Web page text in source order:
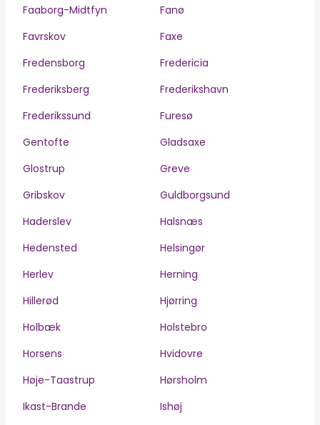
Faaborg-Midtfyn
Fanø
Favrskov
Faxe
Fredensborg
Fredericia
Frederiksberg
Frederikshavn
Frederikssund
Furesø
Gentofte
Gladsaxe
Glostrup
Greve
Gribskov
Guldborgsund
Haderslev
Halsnæs
Hedensted
Helsingør
Herlev
Herning
Hillerød
Hjørring
Holbæk
Holstebro
Horsens
Hvidovre
Høje-Taastrup
Hørsholm
Ikast-Brande
Ishøj